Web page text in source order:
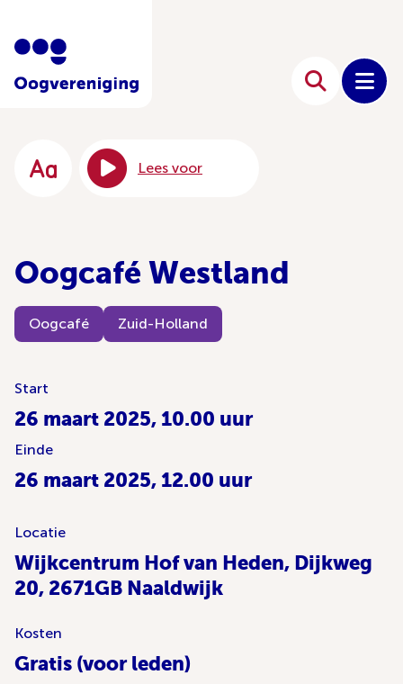
Lees voor
Oogcafé Westland
Oogcafé Zuid-Holland
Start
26 maart 2025, 10.00 uur
Einde
26 maart 2025, 12.00 uur
Locatie
Wijkcentrum Hof van Heden, Dijkweg
20, 2671GB Naaldwijk
Kosten
Gratis (voor leden)